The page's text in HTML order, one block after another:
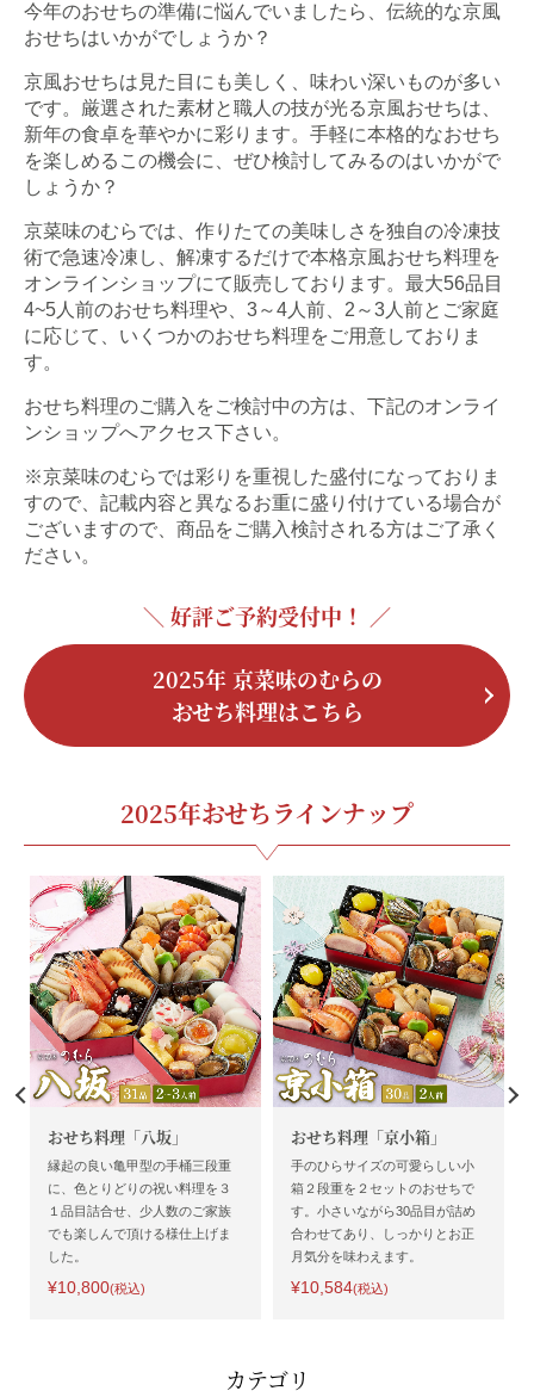
今年のおせちの準備に悩んでいましたら、伝統的な京風
おせちはいかがでしょうか？
京風おせちは見た目にも美しく、味わい深いものが多い
です。厳選された素材と職人の技が光る京風おせちは、
新年の食卓を華やかに彩ります。手軽に本格的なおせち
を楽しめるこの機会に、ぜひ検討してみるのはいかがで
しょうか？
京菜味のむらでは、作りたての美味しさを独自の冷凍技
術で急速冷凍し、解凍するだけで本格京風おせち料理を
オンラインショップにて販売しております。最大56品目
4~5人前のおせち料理や、3～4人前、2～3人前とご家庭
に応じて、いくつかのおせち料理をご用意しておりま
す。
おせち料理のご購入をご検討中の方は、下記のオンライ
ンショップへアクセス下さい。
※京菜味のむらでは彩りを重視した盛付になっておりま
すので、記載内容と異なるお重に盛り付けている場合が
ございますので、商品をご購入検討される方はご了承く
ださい。
＼ 好評ご予約受付中！ ／
2025年 京菜味のむらの
おせち料理はこちら
2025年おせちラインナップ
おせち料理「八坂」
縁起の良い亀甲型の手桶三段重
に、色とりどりの祝い料理を３
１品目詰合せ、少人数のご家族
でも楽しんで頂ける様仕上げま
した。
¥10,800(税込)
おせち料理「京小箱」
手のひらサイズの可愛らしい小
箱２段重を２セットのおせちで
す。小さいながら30品目が詰め
合わせてあり、しっかりとお正
月気分を味わえます。
¥10,584(税込)
カテゴリ